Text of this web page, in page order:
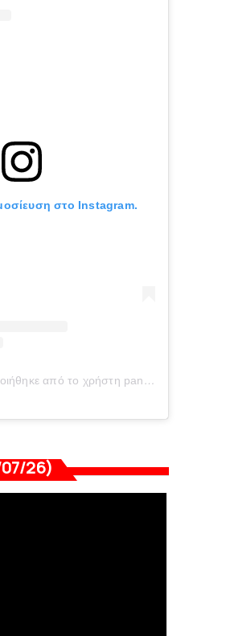
στο Instagram.
Η δημοσίευση κοινοποιήθηκε από το χρήστη panionianea.gr (@panionianea.gr)
07/26)